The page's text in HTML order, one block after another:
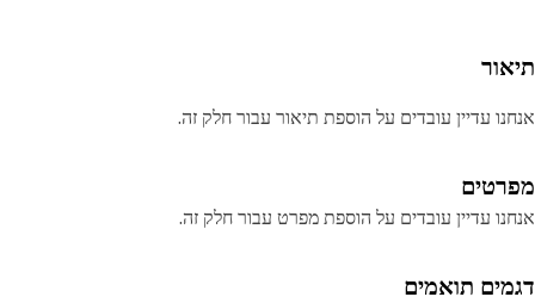
עדיין עובדים על הוספת תיאור עבור חלק זה.
עדיין עובדים על הוספת מפרט עבור חלק זה.
תואמים